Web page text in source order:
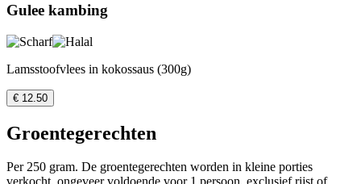
Gulee kambing
Lamsstoofvlees in kokossaus (300g)
€ 12.50
Groentegerechten
Per 250 gram. De groentegerechten worden in kleine porties